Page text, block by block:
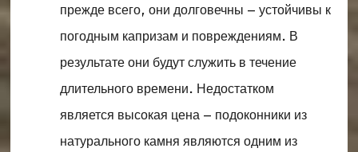
прежде всего, они долговечны – устойчивы к
погодным капризам и повреждениям. В
результате они будут служить в течение
длительного времени. Недостатком
является высокая цена – подоконники из
натурального камня являются одним из